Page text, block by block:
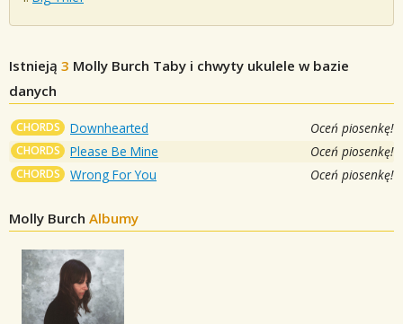
Istnieją 3 Molly Burch Taby i chwyty ukulele w bazie
danych
CHORDS Downhearted Oceń piosenkę!
CHORDS Please Be Mine Oceń piosenkę!
CHORDS Wrong For You Oceń piosenkę!
Molly Burch Albumy